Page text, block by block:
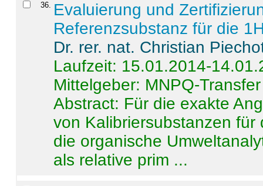
36. Evaluierung und
Referenzsubstanz für die
Dr. rer. nat. Christian
Laufzeit: 15.01.2014-
Mittelgeber: MNPQ-Transfer
Abstract: Für die exakte
von Kalibriersubstanzen
die organische
als relative prim ...